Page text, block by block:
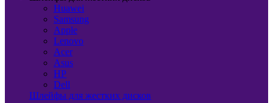
Huawei
Samsung
Apple
Lenovo
Acer
Asus
HP
Dell
Шлейфы для жестких дисков